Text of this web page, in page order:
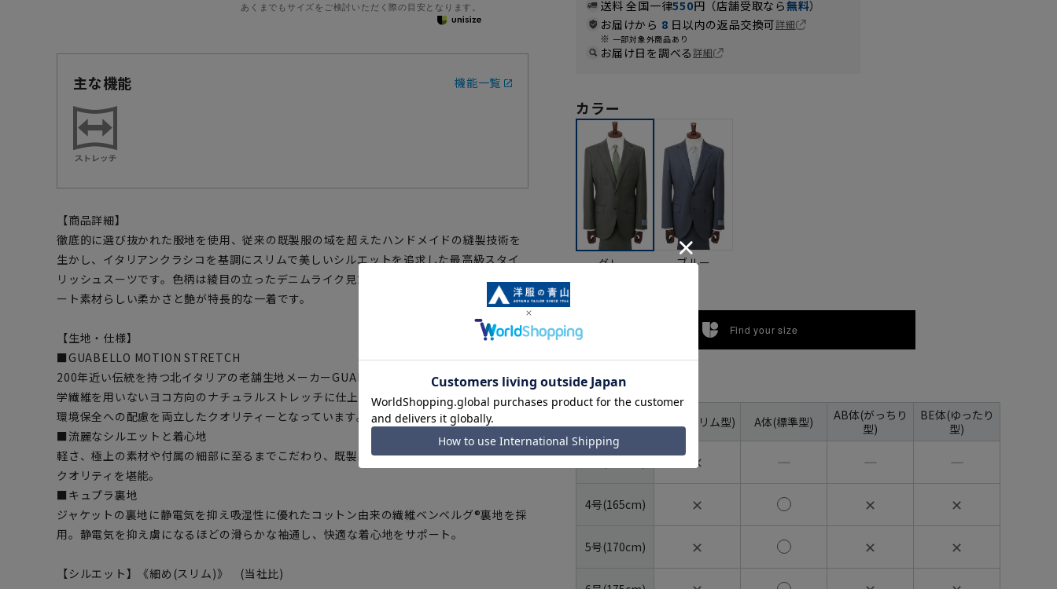
あくまでもサイズをご検討いただく際の目安となります。
主な機能 機能一覧
【商品詳細】
徹底的に選び抜かれた服地を使用、従来の既製服の域を超えたハンドメイドの縫製技術を
生かし、イタリアンクラシコを基調にスリムで美しいシルエットを追求した最高級スタイ
リッシュスーツです。色柄は綾目の立ったデニムライク見た目ながら、イタリアのインポ
ート素材らしい柔かさと艶が特長的な一着です。
【生地・仕様】
■GUABELLO MOTION STRETCH
200年近い伝統を持つ北イタリアの老舗生地メーカーGUABELLO社製。「MOTION」は化
学繊維を用いないヨコ方向のナチュラルストレッチに仕上げており、着用時の快適性と、
環境保全への配慮を両立したクオリティーとなっています。
■流麗なシルエットと着心地
軽さ、極上の素材や付属の細部に至るまでこだわり、既製品でありながらオーダーメイド
クオリティを堪能。
■キュプラ裏地
ジャケットの裏地に静電気を抑え吸湿性に優れたコットン由来の繊維ベンベルグ®裏地を採
用。静電気を抑え虜になるほどの滑らかな袖通し、快適な着心地をサポート。
【シルエット】《細め(スリム)》 (当社比)
送料 全国一律550円（店舗受取なら無料）
お届けから 8 日以内の返品交換可詳細
一部対象外商品あり
お届け日を調べる詳細
カラー
グレー ブルー
Find your size
サイズ
号数（身長） YA体(スリム型) A体(標準型)
AB体(がっちり
型)
BE体(ゆったり
型)
✕ ― ― ―
4号(165cm) ✕ ✕ ✕
5号(170cm) ✕ ✕ ✕